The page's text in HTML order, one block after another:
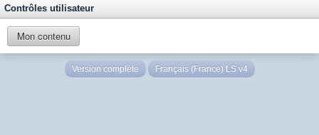
Contrôles utilisateur
Mon contenu
Version complète Français (France) LS v4